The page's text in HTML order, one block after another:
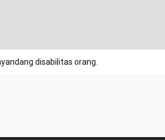
disabilitas orang.